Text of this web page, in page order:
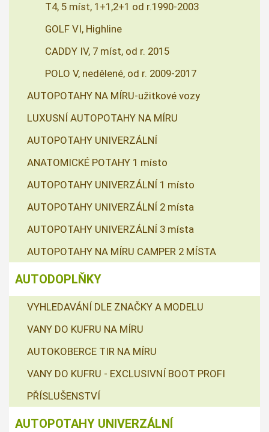
T4, 5 míst, 1+1,2+1 od r.1990-2003
GOLF VI, Highline
CADDY IV, 7 míst, od r. 2015
POLO V, nedělené, od r. 2009-2017
AUTOPOTAHY NA MÍRU-užitkové vozy
LUXUSNÍ AUTOPOTAHY NA MÍRU
AUTOPOTAHY UNIVERZÁLNÍ
ANATOMICKÉ POTAHY 1 místo
AUTOPOTAHY UNIVERZÁLNÍ 1 místo
AUTOPOTAHY UNIVERZÁLNÍ 2 místa
AUTOPOTAHY UNIVERZÁLNÍ 3 místa
AUTOPOTAHY NA MÍRU CAMPER 2 MÍSTA
AUTODOPLŇKY
VYHLEDAVÁNÍ DLE ZNAČKY A MODELU
VANY DO KUFRU NA MÍRU
AUTOKOBERCE TIR NA MÍRU
VANY DO KUFRU - EXCLUSIVNÍ BOOT PROFI
PŘÍSLUŠENSTVÍ
AUTOPOTAHY UNIVERZÁLNÍ